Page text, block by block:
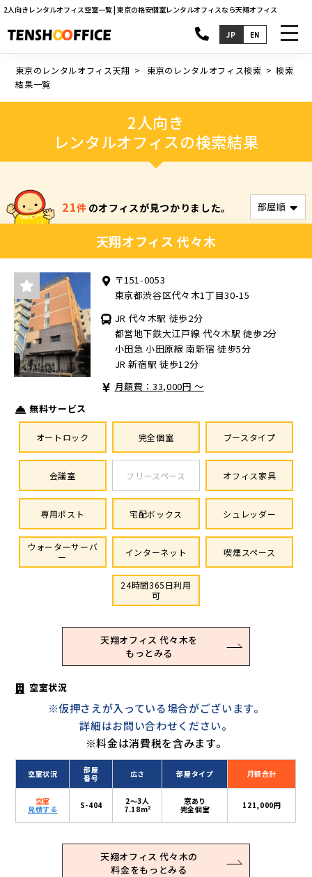
2人向きレンタルオフィス空室一覧 | 東京の格安個室レンタルオフィスなら天翔オフィス
JP EN
東京のレンタルオフィス天翔 東京のレンタルオフィス検索
検索
結果一覧
2人向き
レンタルオフィスの検索結果
21件 のオフィスが見つかりました。
天翔オフィス 代々木
〒151-0053
東京都渋谷区代々木1丁目30-15
JR 代々木駅 徒歩2分
都営地下鉄大江戸線 代々木駅 徒歩2分
小田急 小田原線 南新宿 徒歩5分
JR 新宿駅 徒歩12分
月額費：33,000円 ～
無料サービス
オートロック 完全個室 ブースタイプ
会議室 フリースペース オフィス家具
専用ポスト 宅配ボックス シュレッダー
ウォーターサーバ
ー
インターネット 喫煙スペース
24時間365日利用
可
天翔オフィス 代々木を
もっとみる
空室状況
※仮押さえが入っている場合がございます。
詳細はお問い合わせください。
※料金は消費税を含みます。
空室状況
部屋
番号
広さ 部屋タイプ 月額合計
空室
見積する
S-404
2〜3人
7.18m2
窓あり
完全個室
121,000円
天翔オフィス 代々木の
料金をもっとみる